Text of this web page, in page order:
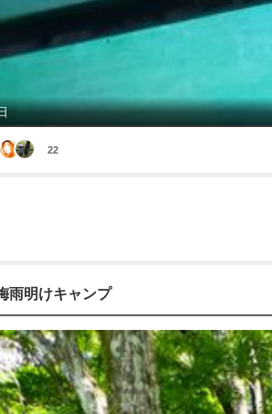
22
雨明けキャンプ